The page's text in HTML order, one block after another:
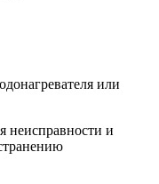
или
неисправности и